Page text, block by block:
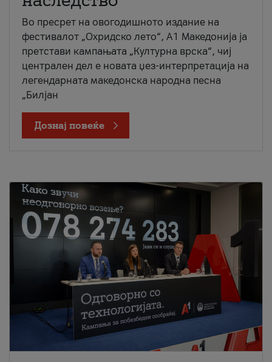
Во пресрет на овогодишното издание на
фестивалот „Охридско лето“, А1 Македонија ја
претстави кампањата „Културна врска“, чиј
централен дел е новата џез-интерпретација на
легендарната македонска народна песна
„Билјан
Дознај повеќе